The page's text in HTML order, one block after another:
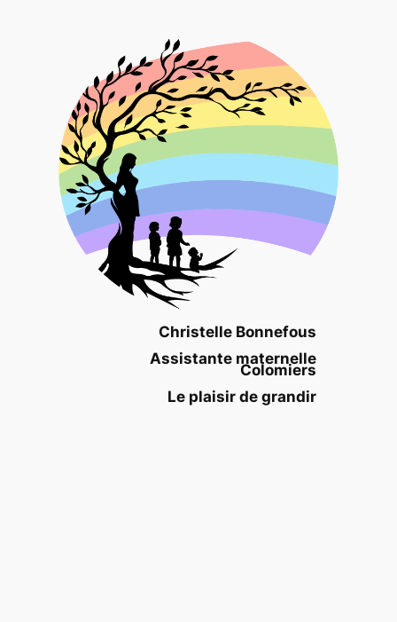
Christelle Bonnefous
Assistante maternelle
Colomiers
Le plaisir de grandir